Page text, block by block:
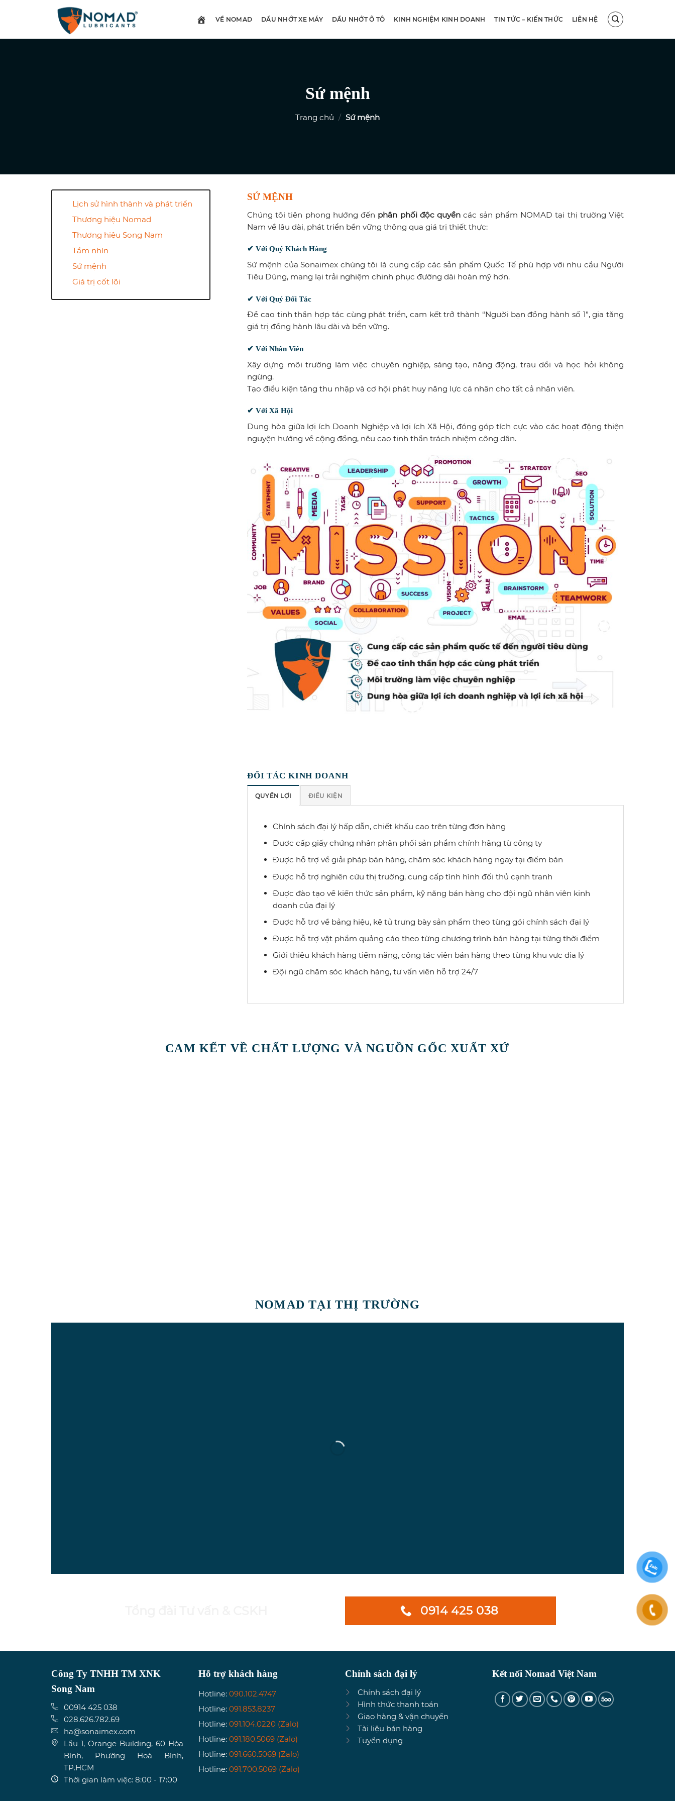
VỀ NOMAD DẦU NHỚT XE MÁY DẦU NHỚT Ô TÔ KINH NGHIỆM KINH DOANH TIN TỨC – KIẾN THỨC LIÊN HỆ
Sứ mệnh
Trang chủ / Sứ mệnh
Lịch sử hình thành và phát triển
Thương hiệu Nomad
Thương hiệu Song Nam
Tầm nhìn
Sứ mệnh
Giá trị cốt lõi
SỨ MỆNH
Chúng tôi tiên phong hướng đến phân phối độc quyền các sản phẩm NOMAD tại thị trường Việt
Nam về lâu dài, phát triển bền vững thông qua giá trị thiết thực:
✔ Với Quý Khách Hàng
Sứ mệnh của Sonaimex chúng tôi là cung cấp các sản phẩm Quốc Tế phù hợp với nhu cầu Người
Tiêu Dùng, mang lại trải nghiệm chinh phục đường dài hoàn mỹ hơn.
✔ Với Quý Đối Tác
Đề cao tinh thần hợp tác cùng phát triển, cam kết trở thành “Người bạn đồng hành số 1”, gia tăng
giá trị đồng hành lâu dài và bền vững.
✔ Với Nhân Viên
Xây dựng môi trường làm việc chuyên nghiệp, sáng tạo, năng động, trau dồi và học hỏi không
ngừng.
Tạo điều kiện tăng thu nhập và cơ hội phát huy năng lực cá nhân cho tất cả nhân viên.
✔ Với Xã Hội
Dung hòa giữa lợi ích Doanh Nghiệp và lợi ích Xã Hội, đóng góp tích cực vào các hoạt động thiện
nguyện hướng về cộng đồng, nêu cao tinh thần trách nhiệm công dân.
ĐỐI TÁC KINH DOANH
QUYỀN LỢI ĐIỀU KIỆN
Chính sách đại lý hấp dẫn, chiết khấu cao trên từng đơn hàng
Được cấp giấy chứng nhận phân phối sản phẩm chính hãng từ công ty
Được hỗ trợ về giải pháp bán hàng, chăm sóc khách hàng ngay tại điểm bán
Được hỗ trợ nghiên cứu thị trường, cung cấp tình hình đối thủ cạnh tranh
Được đào tạo về kiến thức sản phẩm, kỹ năng bán hàng cho đội ngũ nhân viên kinh
doanh của đại lý
Được hỗ trợ về bảng hiệu, kệ tủ trưng bày sản phẩm theo từng gói chính sách đại lý
Được hỗ trợ vật phẩm quảng cáo theo từng chương trình bán hàng tại từng thời điểm
Giới thiệu khách hàng tiềm năng, cộng tác viên bán hàng theo từng khu vực địa lý
Đội ngũ chăm sóc khách hàng, tư vấn viên hỗ trợ 24/7
CAM KẾT VỀ CHẤT LƯỢNG VÀ NGUỒN GỐC XUẤT XỨ
NOMAD TẠI THỊ TRƯỜNG
0914 425 038
Công Ty TNHH TM XNK
Song Nam
00914 425 038
028.626.782.69
ha@sonaimex.com
Lầu 1, Orange Building, 60 Hòa
Bình, Phường Hoà Bình,
TP.HCM
Thời gian làm việc: 8:00 - 17:00
Hỗ trợ khách hàng
Hotline: 090.102.4747
Hotline: 091.853.8237
Hotline: 091.104.0220 (Zalo)
Hotline: 091.180.5069 (Zalo)
Hotline: 091.660.5069 (Zalo)
Hotline: 091.700.5069 (Zalo)
Chính sách đại lý
Chính sách đại lý
Hình thức thanh toán
Giao hàng & vận chuyển
Tài liệu bán hàng
Tuyển dụng
Kết nối Nomad Việt Nam